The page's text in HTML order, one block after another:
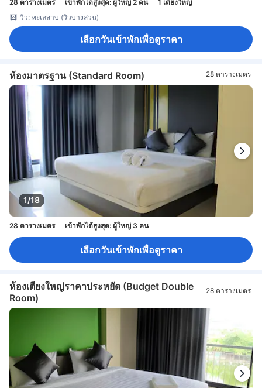
28 ตารางเมตร เข้าพักได้สูงสุด: ผู้ใหญ่ 2 คน
1 เตียงใหญ่
วิว: ทะเลสาบ (วิวบางส่วน)
เลือกวันเข้าพักเพื่อดูราคา
ห้องมาตรฐาน (Standard Room) 28 ตารางเมตร
1/18
28 ตารางเมตร เข้าพักได้สูงสุด: ผู้ใหญ่ 3 คน
เลือกวันเข้าพักเพื่อดูราคา
ห้องเตียงใหญ่ราคาประหยัด (Budget Double
Room)
28 ตารางเมตร